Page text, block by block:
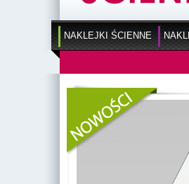
NAKLEJKI ŚCIENNE